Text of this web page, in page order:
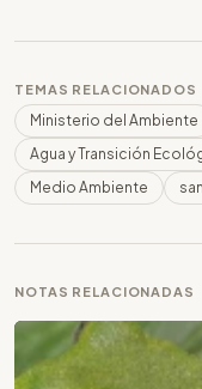
TEMAS RELACIONADOS
Ministerio del Ambiente
Agua y Transición
Medio Ambiente
NOTAS RELACIONADAS